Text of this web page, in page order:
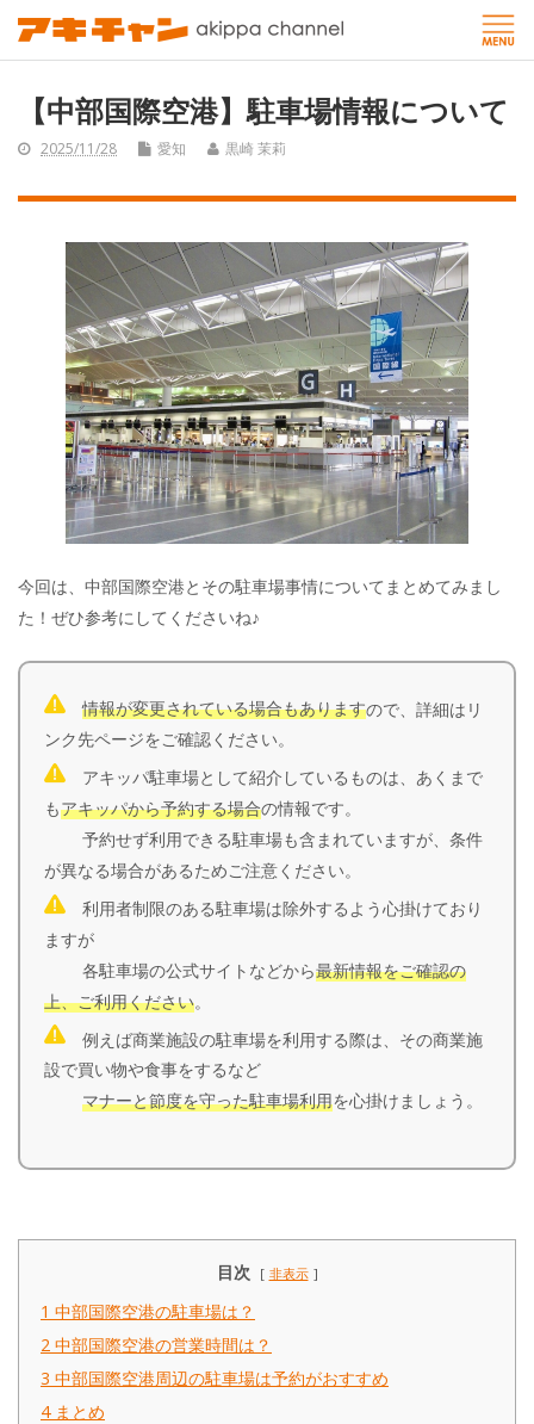
【中部国際空港】駐車場情報について
2025/11/28 愛知 黒崎 茉莉
今回は、中部国際空港とその駐車場事情についてまとめてみまし
た！ぜひ参考にしてくださいね♪
情報が変更されている場合もありますので、詳細はリ
ンク先ページをご確認ください。
アキッパ駐車場として紹介しているものは、あくまで
もアキッパから予約する場合の情報です。
予約せず利用できる駐車場も含まれていますが、条件
が異なる場合があるためご注意ください。
利用者制限のある駐車場は除外するよう心掛けており
ますが
各駐車場の公式サイトなどから最新情報をご確認の
上、ご利用ください。
例えば商業施設の駐車場を利用する際は、その商業施
設で買い物や食事をするなど
マナーと節度を守った駐車場利用を心掛けましょう。
目次 非表示
1 中部国際空港の駐車場は？
2 中部国際空港の営業時間は？
3 中部国際空港周辺の駐車場は予約がおすすめ
4 まとめ